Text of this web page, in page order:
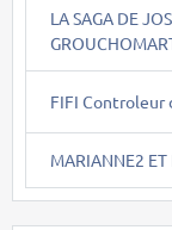
LA SAGA DE
FIFI Controleur
MARIANNE2 ET